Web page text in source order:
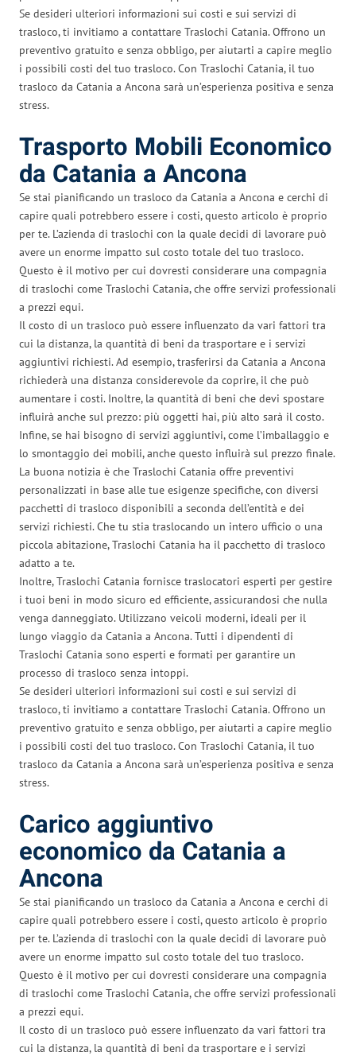
Se desideri ulteriori informazioni sui costi e sui servizi di
trasloco, ti invitiamo a contattare Traslochi Catania. Offrono un
preventivo gratuito e senza obbligo, per aiutarti a capire meglio
i possibili costi del tuo trasloco. Con Traslochi Catania, il tuo
trasloco da Catania a Ancona sarà un’esperienza positiva e senza
stress.
Trasporto Mobili Economico
da Catania a Ancona
Se stai pianificando un trasloco da Catania a Ancona e cerchi di
capire quali potrebbero essere i costi, questo articolo è proprio
per te. L’azienda di traslochi con la quale decidi di lavorare può
avere un enorme impatto sul costo totale del tuo trasloco.
Questo è il motivo per cui dovresti considerare una compagnia
di traslochi come Traslochi Catania, che offre servizi professionali
a prezzi equi.
Il costo di un trasloco può essere influenzato da vari fattori tra
cui la distanza, la quantità di beni da trasportare e i servizi
aggiuntivi richiesti. Ad esempio, trasferirsi da Catania a Ancona
richiederà una distanza considerevole da coprire, il che può
aumentare i costi. Inoltre, la quantità di beni che devi spostare
influirà anche sul prezzo: più oggetti hai, più alto sarà il costo.
Infine, se hai bisogno di servizi aggiuntivi, come l’imballaggio e
lo smontaggio dei mobili, anche questo influirà sul prezzo finale.
La buona notizia è che Traslochi Catania offre preventivi
personalizzati in base alle tue esigenze specifiche, con diversi
pacchetti di trasloco disponibili a seconda dell’entità e dei
servizi richiesti. Che tu stia traslocando un intero ufficio o una
piccola abitazione, Traslochi Catania ha il pacchetto di trasloco
adatto a te.
Inoltre, Traslochi Catania fornisce traslocatori esperti per gestire
i tuoi beni in modo sicuro ed efficiente, assicurandosi che nulla
venga danneggiato. Utilizzano veicoli moderni, ideali per il
lungo viaggio da Catania a Ancona. Tutti i dipendenti di
Traslochi Catania sono esperti e formati per garantire un
processo di trasloco senza intoppi.
Se desideri ulteriori informazioni sui costi e sui servizi di
trasloco, ti invitiamo a contattare Traslochi Catania. Offrono un
preventivo gratuito e senza obbligo, per aiutarti a capire meglio
i possibili costi del tuo trasloco. Con Traslochi Catania, il tuo
trasloco da Catania a Ancona sarà un’esperienza positiva e senza
stress.
Carico aggiuntivo
economico da Catania a
Ancona
Se stai pianificando un trasloco da Catania a Ancona e cerchi di
capire quali potrebbero essere i costi, questo articolo è proprio
per te. L’azienda di traslochi con la quale decidi di lavorare può
avere un enorme impatto sul costo totale del tuo trasloco.
Questo è il motivo per cui dovresti considerare una compagnia
di traslochi come Traslochi Catania, che offre servizi professionali
a prezzi equi.
Il costo di un trasloco può essere influenzato da vari fattori tra
cui la distanza, la quantità di beni da trasportare e i servizi